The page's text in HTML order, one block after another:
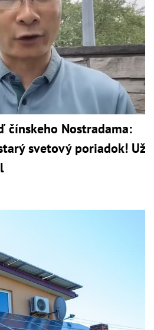
čínskeho Nostradama:
svetový poriadok! Už